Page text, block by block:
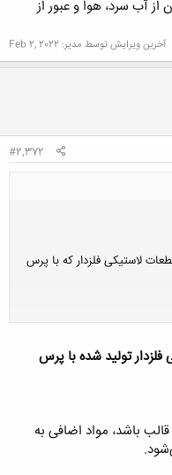
آب سرد، هوا و عبور از
آخرین ویرایش توسط مدیر: Feb 2, 2022
#2,372
لاستیکی فلزدار که با پرس
تولید شده با پرس
باشد، مواد اضافی به